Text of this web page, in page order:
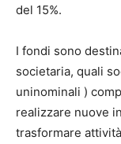
del 15%.
I fondi sono
societaria, quali
uninominali )
realizzare nuove
trasformare